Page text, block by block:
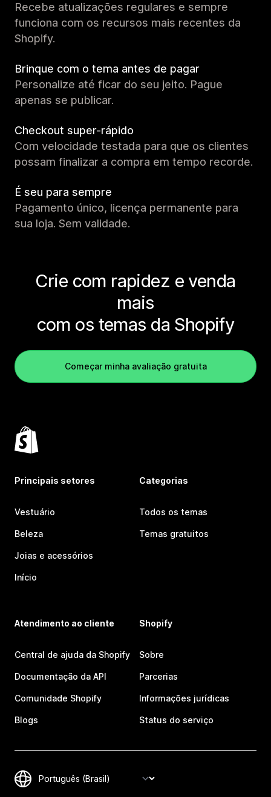
Recebe atualizações regulares e sempre
funciona com os recursos mais recentes da
Shopify.
Brinque com o tema antes de pagar
Personalize até ficar do seu jeito. Pague
apenas se publicar.
Checkout super-rápido
Com velocidade testada para que os clientes
possam finalizar a compra em tempo recorde.
É seu para sempre
Pagamento único, licença permanente para
sua loja. Sem validade.
Crie com rapidez e venda
mais
com os temas da Shopify
Começar minha avaliação gratuita
Principais setores
Vestuário
Beleza
Joias e acessórios
Início
Categorias
Todos os temas
Temas gratuitos
Atendimento ao cliente
Central de ajuda da Shopify
Documentação da API
Comunidade Shopify
Blogs
Shopify
Sobre
Parcerias
Informações jurídicas
Status do serviço